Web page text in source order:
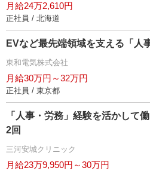
月給24万2,610円
正社員 / 北海道
EVなど最先端領域を支える「人
東和電気株式会社
月給30万円～32万円
正社員 / 東京都
「人事・労務」経験を活かして
2回
三河安城クリニック
月給23万9,950円～30万円